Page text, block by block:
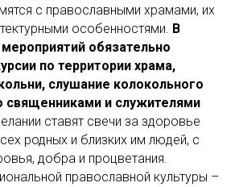
с православными храмами, их
особенностями. В
обязательно
по территории храма,
слушание колокольного
священниками и служителями
ставят свечи за здоровье
родных и близких им людей, с
добра и процветания.
православной культуры –